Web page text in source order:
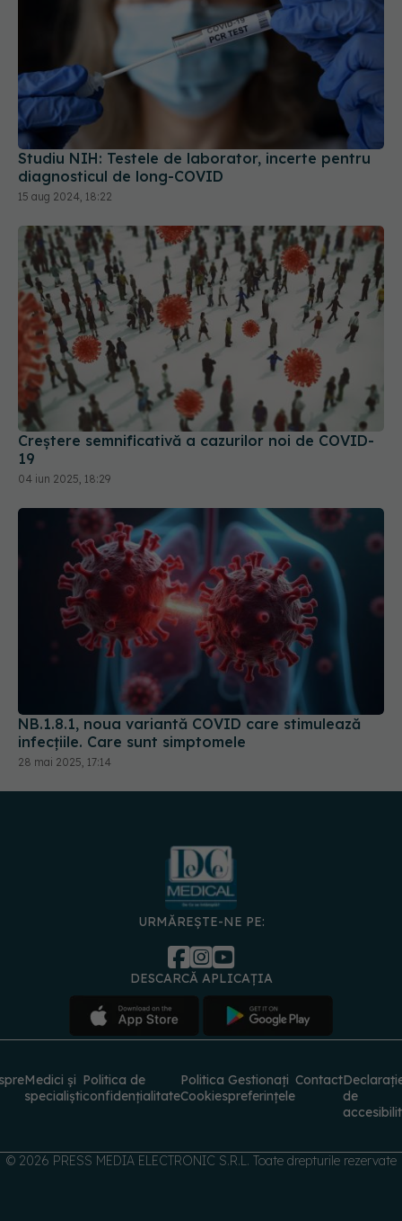
Studiu NIH: Testele de laborator, incerte pentru
diagnosticul de long-COVID
15 aug 2024, 18:22
Creștere semnificativă a cazurilor noi de COVID-
19
04 iun 2025, 18:29
NB.1.8.1, noua variantă COVID care stimulează
infecțiile. Care sunt simptomele
28 mai 2025, 17:14
URMĂREȘTE-NE PE:
DESCARCĂ APLICAȚIA
Medici și
specialiști
Politica de
confidențialitate
Politica
Cookies
Gestionați
preferințele
Contact
de
© 2026 PRESS MEDIA ELECTRONIC S.R.L. Toate drepturile rezervate